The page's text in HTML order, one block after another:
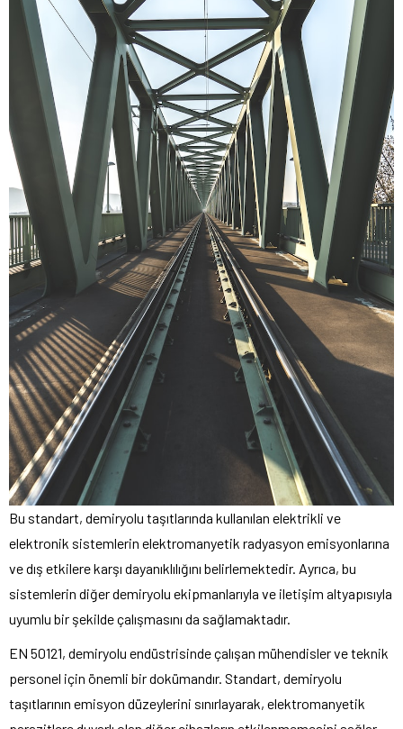
Bu standart, demiryolu taşıtlarında kullanılan elektrikli ve
elektronik sistemlerin elektromanyetik radyasyon emisyonlarına
ve dış etkilere karşı dayanıklılığını belirlemektedir. Ayrıca, bu
sistemlerin diğer demiryolu ekipmanlarıyla ve iletişim altyapısıyla
uyumlu bir şekilde çalışmasını da sağlamaktadır.
EN 50121, demiryolu endüstrisinde çalışan mühendisler ve teknik
personel için önemli bir dokümandır. Standart, demiryolu
taşıtlarının emisyon düzeylerini sınırlayarak, elektromanyetik